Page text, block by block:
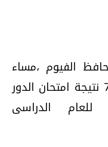
الفيوم ،مساء
أمس الأربعاء الموافق 7/8/2019 نتيجة امتحان الدور
للعام الدراسى